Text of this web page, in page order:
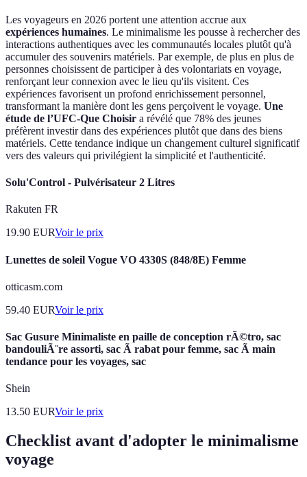
Les voyageurs en 2026 portent une attention accrue aux
expériences humaines. Le minimalisme les pousse à rechercher des
interactions authentiques avec les communautés locales plutôt qu'à
accumuler des souvenirs matériels. Par exemple, de plus en plus de
personnes choisissent de participer à des volontariats en voyage,
renforçant leur connexion avec le lieu qu'ils visitent. Ces
expériences favorisent un profond enrichissement personnel,
transformant la manière dont les gens perçoivent le voyage. Une
étude de l’UFC-Que Choisir a révélé que 78% des jeunes
préfèrent investir dans des expériences plutôt que dans des biens
matériels. Cette tendance indique un changement culturel significatif
vers des valeurs qui privilégient la simplicité et l'authenticité.
Solu'Control - Pulvérisateur 2 Litres
Rakuten FR
19.90 EURVoir le prix
Lunettes de soleil Vogue VO 4330S (848/8E) Femme
otticasm.com
59.40 EURVoir le prix
Sac Gusure Minimaliste en paille de conception rÃ©tro, sac
bandouliÃ¨re assorti, sac Ã rabat pour femme, sac Ã main
tendance pour les voyages, sac
Shein
13.50 EURVoir le prix
Checklist avant d'adopter le minimalisme
voyage